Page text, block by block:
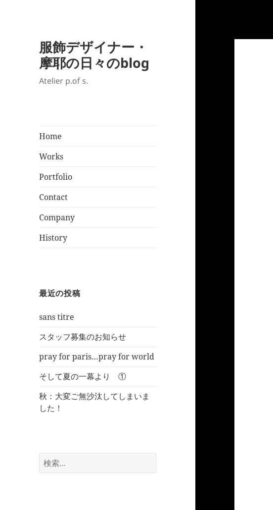
服飾デザイナー・
摩耶の日々のblog
Atelier p.of s.
Home
Works
Portfolio
Contact
Company
History
最近の投稿
sans titre
スタッフ募集のお知らせ
pray for paris…pray for world
そして夏の一幕より ①
秋：大変ご無沙汰してしまいま
した！
検
索: